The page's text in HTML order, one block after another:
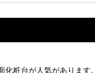
粧台が人気があります。